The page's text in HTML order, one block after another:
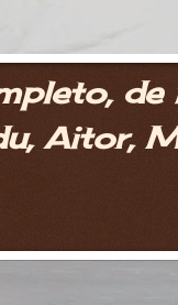
de
Aitor,